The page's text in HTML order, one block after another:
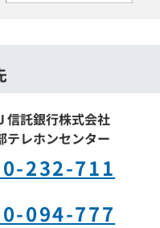
信託銀行株式会社
テレホンセンター
232-711
094-777